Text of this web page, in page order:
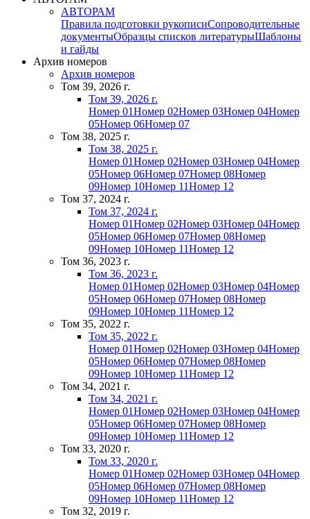
АВТОРАМ
Правила подготовки рукописиСопроводительные
документыОбразцы списков литературыШаблоны
и гайды
Архив номеров
Архив номеров
Том 39, 2026 г.
Том 39, 2026 г.
Номер 01Номер 02Номер 03Номер 04Номер
05Номер 06Номер 07
Том 38, 2025 г.
Том 38, 2025 г.
Номер 01Номер 02Номер 03Номер 04Номер
05Номер 06Номер 07Номер 08Номер
09Номер 10Номер 11Номер 12
Том 37, 2024 г.
Том 37, 2024 г.
Номер 01Номер 02Номер 03Номер 04Номер
05Номер 06Номер 07Номер 08Номер
09Номер 10Номер 11Номер 12
Том 36, 2023 г.
Том 36, 2023 г.
Номер 01Номер 02Номер 03Номер 04Номер
05Номер 06Номер 07Номер 08Номер
09Номер 10Номер 11Номер 12
Том 35, 2022 г.
Том 35, 2022 г.
Номер 01Номер 02Номер 03Номер 04Номер
05Номер 06Номер 07Номер 08Номер
09Номер 10Номер 11Номер 12
Том 34, 2021 г.
Том 34, 2021 г.
Номер 01Номер 02Номер 03Номер 04Номер
05Номер 06Номер 07Номер 08Номер
09Номер 10Номер 11Номер 12
Том 33, 2020 г.
Том 33, 2020 г.
Номер 01Номер 02Номер 03Номер 04Номер
05Номер 06Номер 07Номер 08Номер
09Номер 10Номер 11Номер 12
Том 32, 2019 г.